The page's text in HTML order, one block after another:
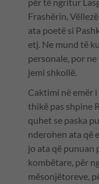
Frashërin,
ata poetë si
etj. Ne mund të
personale, por
jemi shkollë.
Caktimi në emër
thikë pas shpine
quhet se paska
nderohen ata që
jo ata që punuan
kombëtare, për
mësonjëtoreve,